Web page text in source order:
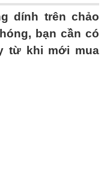
dính trên chảo
bạn cần có
từ khi mới mua